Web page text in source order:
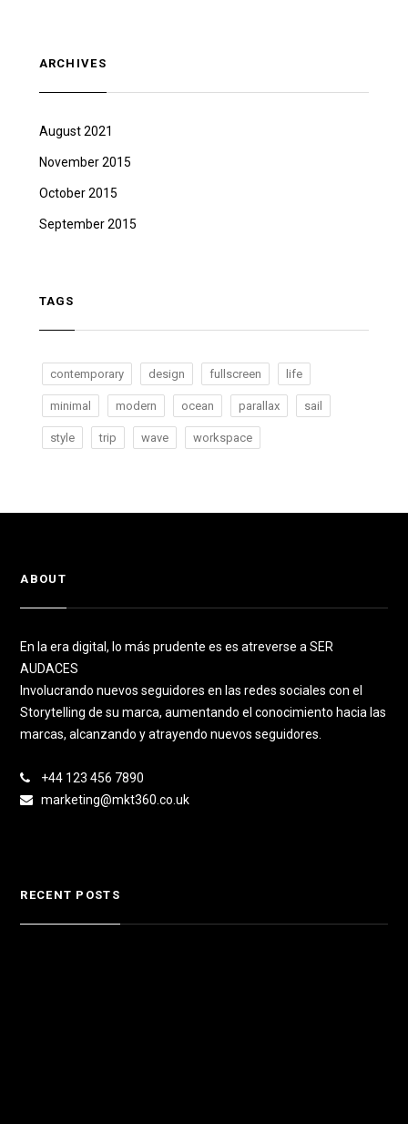
ARCHIVES
August 2021
November 2015
October 2015
September 2015
TAGS
contemporary design fullscreen life
minimal modern ocean parallax sail
style trip wave workspace
ABOUT
En la era digital, lo más prudente es es atreverse a SER
AUDACES
Involucrando nuevos seguidores en las redes sociales con el
Storytelling de su marca, aumentando el conocimiento hacia las
marcas, alcanzando y atrayendo nuevos seguidores.
+44 123 456 7890
marketing@mkt360.co.uk
RECENT POSTS